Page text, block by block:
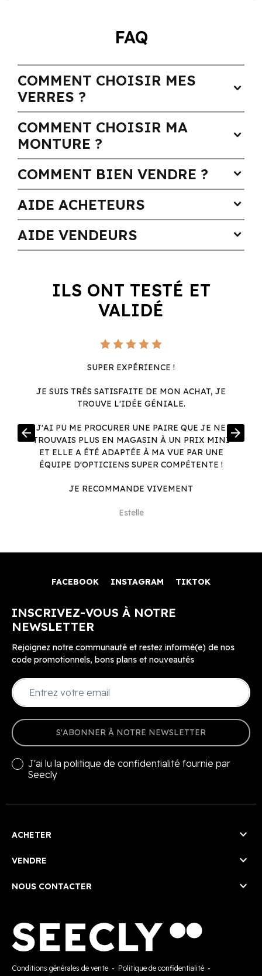
FAQ
COMMENT CHOISIR MES
VERRES ?
expand_more
COMMENT CHOISIR MA
MONTURE ?
expand_more
COMMENT BIEN VENDRE ? expand_more
AIDE ACHETEURS expand_more
AIDE VENDEURS expand_more
ILS ONT TESTÉ ET
VALIDÉ
SUPER EXPÉRIENCE !
JE SUIS TRÈS SATISFAITE DE MON ACHAT, JE
TROUVE L'IDÉE GÉNIALE.
J'AI PU ME PROCURER UNE PAIRE QUE JE NE
TROUVAIS PLUS EN MAGASIN À UN PRIX MINI
ET ELLE A ÉTÉ ADAPTÉE À MA VUE PAR UNE
ÉQUIPE D'OPTICIENS SUPER COMPÉTENTE !
JE RECOMMANDE VIVEMENT
Estelle
arrow_back arrow_forward
FACEBOOK INSTAGRAM TIKTOK
INSCRIVEZ-VOUS À NOTRE
NEWSLETTER
Rejoignez notre communauté et restez informé(e) de nos
code promotionnels, bons plans et nouveautés
S'ABONNER À NOTRE NEWSLETTER
J'ai lu la politique de confidentialité fournie par
Seecly
ACHETER 
VENDRE 
NOUS CONTACTER 
Conditions générales de vente - Politique de confidentialité -